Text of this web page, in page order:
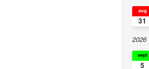
31
aug
2026
5
sept